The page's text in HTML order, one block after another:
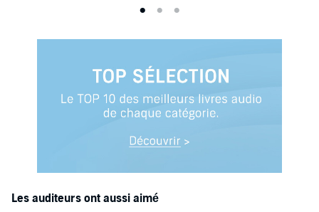
Les auditeurs ont aussi aimé